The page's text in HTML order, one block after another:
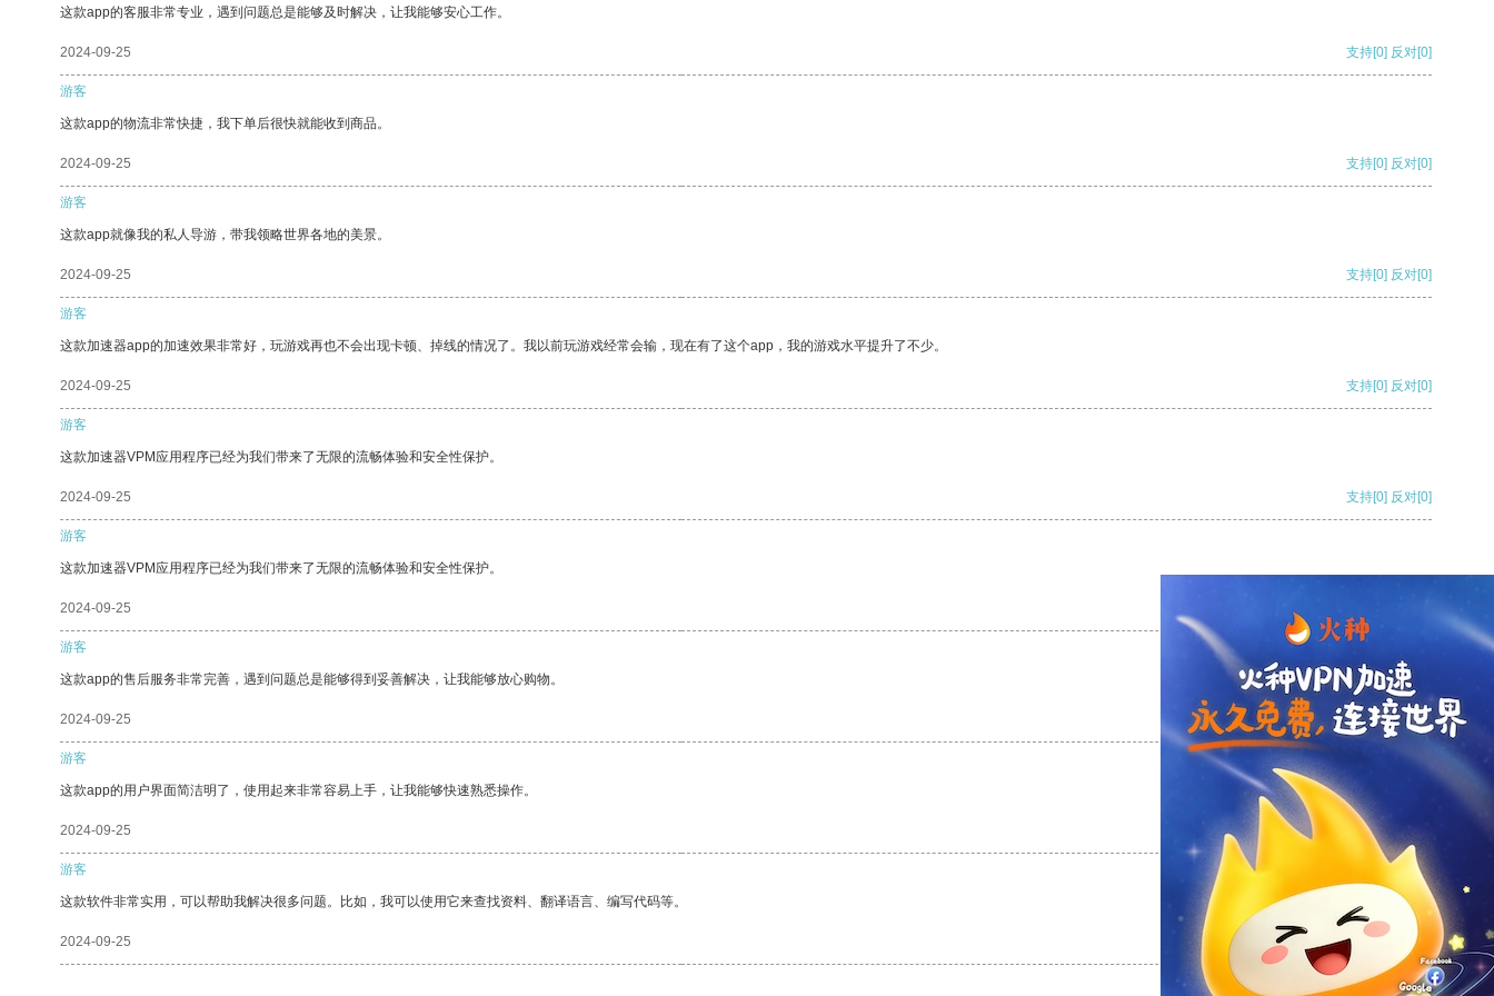
这款app的客服非常专业，遇到问题总是能够及时解决，让我能够安心工作。
2024-09-25 支持[0] 反对[0]
游客
这款app的物流非常快捷，我下单后很快就能收到商品。
2024-09-25 支持[0] 反对[0]
游客
这款app就像我的私人导游，带我领略世界各地的美景。
2024-09-25 支持[0] 反对[0]
游客
这款加速器app的加速效果非常好，玩游戏再也不会出现卡顿、掉线的情况了。我以前玩游戏经常会输，现在有了这个app，我的游戏水平提升了不少。
2024-09-25 支持[0] 反对[0]
游客
这款加速器VPM应用程序已经为我们带来了无限的流畅体验和安全性保护。
2024-09-25 支持[0] 反对[0]
游客
这款加速器VPM应用程序已经为我们带来了无限的流畅体验和安全性保护。
2024-09-25
游客
这款app的售后服务非常完善，遇到问题总是能够得到妥善解决，让我能够放心购物。
2024-09-25 支持 [0] 反对[0]
游客
这款app的用户界面简洁明了，使用起来非常容易上手，让我能够快速熟悉操作。
2024-09-25 支持[0] 反对
游客
这款软件非常实用，可以帮助我解决很多问题。比如，我可以使用它来查找资料、翻译语言、编写代码等。
2024-09-25 支持[0] 反对[0]